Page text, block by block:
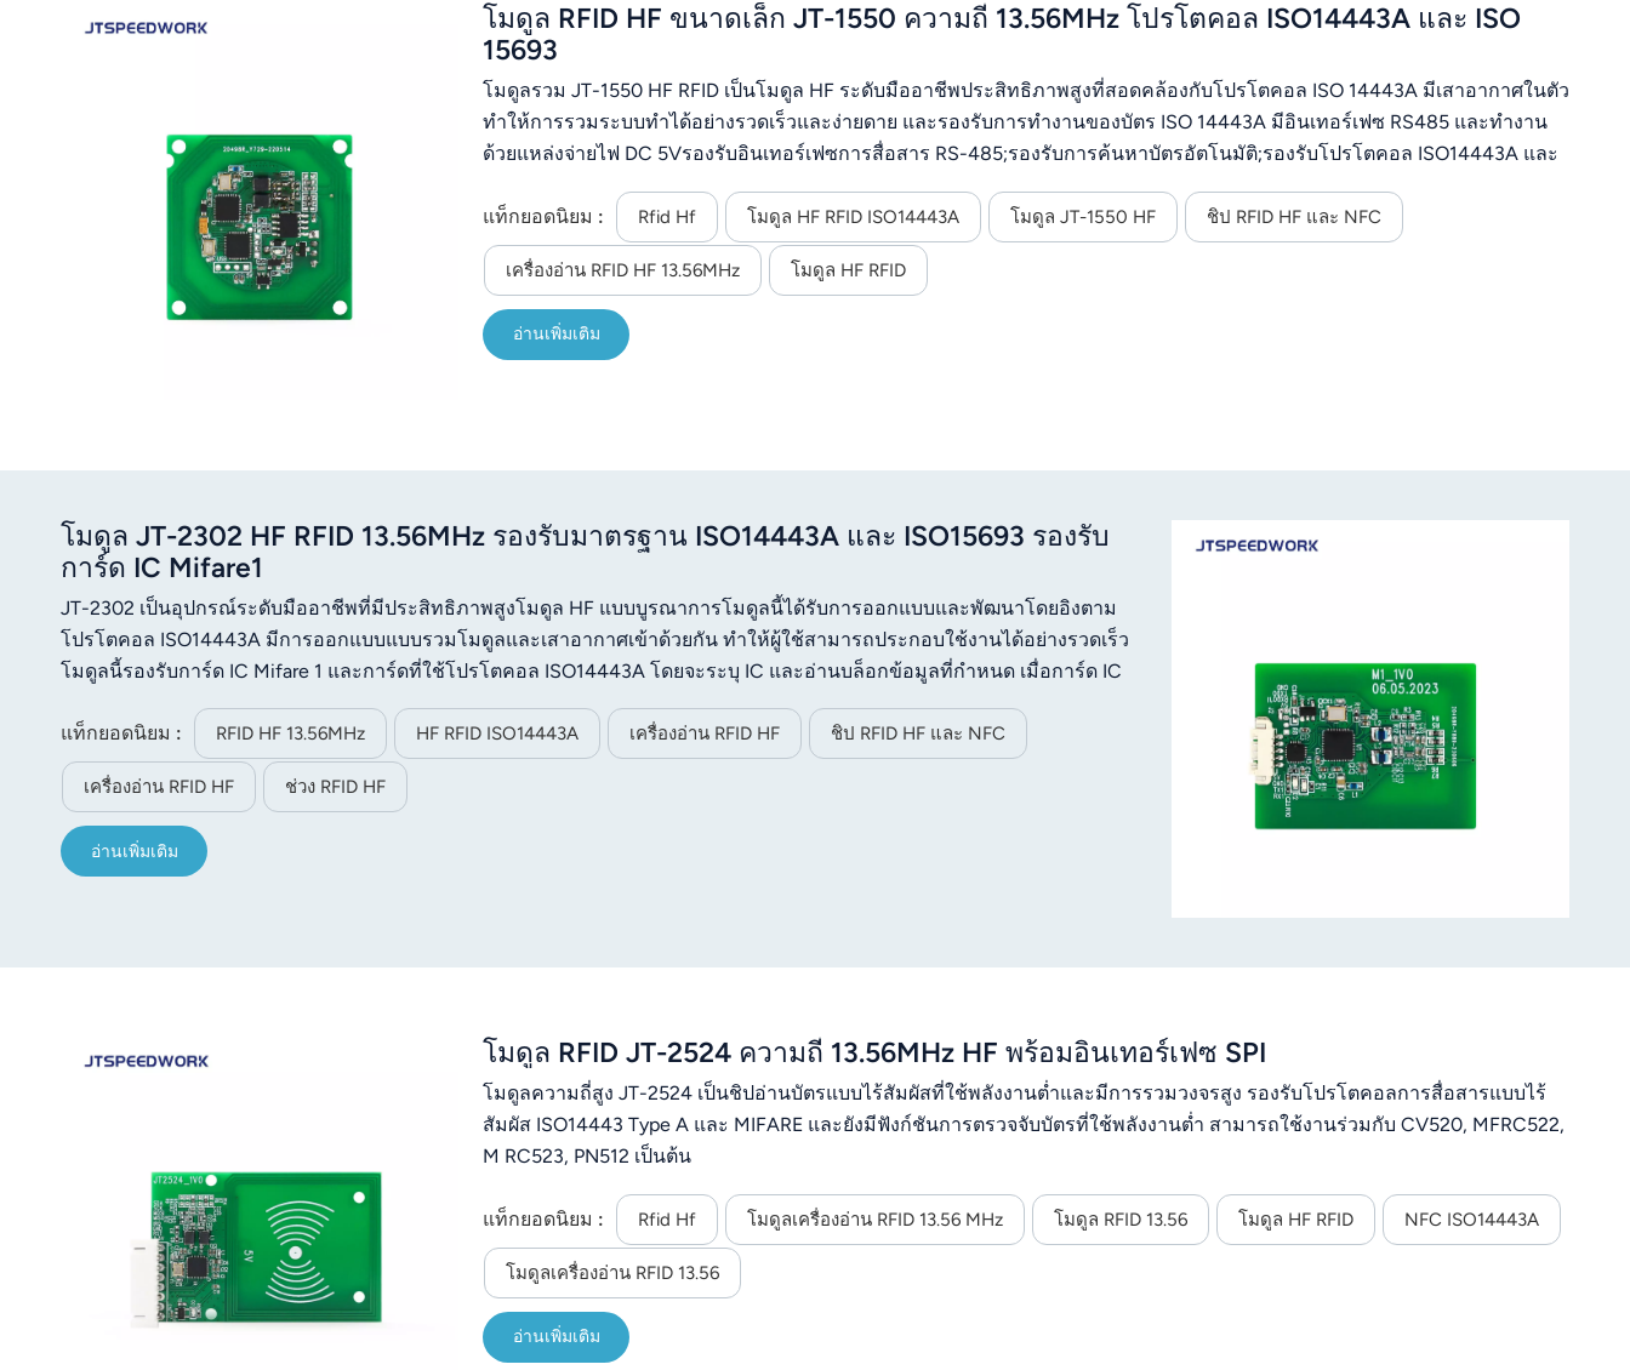
โมดูล RFID HF ขนาดเล็ก JT-1550 ความถี่ 13.56MHz โปรโตคอล ISO14443A และ ISO
15693
โมดูลรวม JT-1550 HF RFID เป็นโมดูล HF ระดับมืออาชีพประสิทธิภาพสูงที่สอดคล้องกับโปรโตคอล ISO 14443A มีเสาอากาศในตัว
ทำให้การรวมระบบทำได้อย่างรวดเร็วและง่ายดาย และรองรับการทำงานของบัตร ISO 14443A มีอินเทอร์เฟซ RS485 และทำงาน
ด้วยแหล่งจ่ายไฟ DC 5Vรองรับอินเทอร์เฟซการสื่อสาร RS-485;รองรับการค้นหาบัตรอัตโนมัติ;รองรับโปรโตคอล ISO14443A และ
แวดล้อมการใช้งานที่รุนแรงและมีความต้องการสูงประสิทธิภาพการป้องกันการรบกวนดีเยี่ยม
แท็กยอดนิยม : Rfid Hf โมดูล HF RFID ISO14443A โมดูล JT-1550 HF ชิป RFID HF และ NFC
เครื่องอ่าน RFID HF 13.56MHz โมดูล HF RFID
อ่านเพิ่มเติม
โมดูล JT-2302 HF RFID 13.56MHz รองรับมาตรฐาน ISO14443A และ ISO15693 รองรับ
การ์ด IC Mifare1
JT-2302 เป็นอุปกรณ์ระดับมืออาชีพที่มีประสิทธิภาพสูงโมดูล HF แบบบูรณาการโมดูลนี้ได้รับการออกแบบและพัฒนาโดยอิงตาม
โปรโตคอล ISO14443A มีการออกแบบแบบรวมโมดูลและเสาอากาศเข้าด้วยกัน ทำให้ผู้ใช้สามารถประกอบใช้งานได้อย่างรวดเร็ว
โมดูลนี้รองรับการ์ด IC Mifare 1 และการ์ดที่ใช้โปรโตคอล ISO14443A โดยจะระบุ IC และอ่านบล็อกข้อมูลที่กำหนด เมื่อการ์ด IC
5V
แท็กยอดนิยม : RFID HF 13.56MHz HF RFID ISO14443A เครื่องอ่าน RFID HF ชิป RFID HF และ NFC
เครื่องอ่าน RFID HF ช่วง RFID HF
อ่านเพิ่มเติม
โมดูล RFID JT-2524 ความถี่ 13.56MHz HF พร้อมอินเทอร์เฟซ SPI
โมดูลความถี่สูง JT-2524 เป็นชิปอ่านบัตรแบบไร้สัมผัสที่ใช้พลังงานต่ำและมีการรวมวงจรสูง รองรับโปรโตคอลการสื่อสารแบบไร้
สัมผัส ISO14443 Type A และ MIFARE และยังมีฟังก์ชันการตรวจจับบัตรที่ใช้พลังงานต่ำ สามารถใช้งานร่วมกับ CV520, MFRC522,
M RC523, PN512 เป็นต้น
แท็กยอดนิยม : Rfid Hf โมดูลเครื่องอ่าน RFID 13.56 MHz โมดูล RFID 13.56 โมดูล HF RFID NFC ISO14443A
โมดูลเครื่องอ่าน RFID 13.56
อ่านเพิ่มเติม